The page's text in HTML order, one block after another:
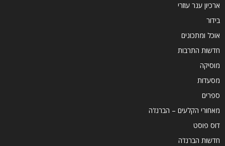
ארכיון ענר עוזרי
בידור
אוכל ומתכונים
חדשות התרבות
מוסיקה
מסעדות
ספרים
מאחורי הקלעים – הברנז'ה
דוס פוסט
חדשות הברנז'ה